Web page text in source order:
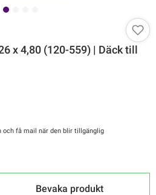
x 4,80 (120-559) | Däck till
och få mail när den blir tillgänglig
Bevaka produkt